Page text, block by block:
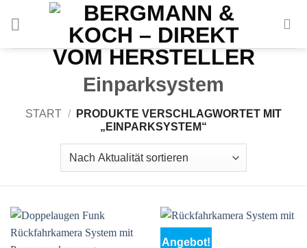
Einparksystem
START /
PRODUKTE VERSCHLAGWORTET MIT
„EINPARKSYSTEM“
Angebot!